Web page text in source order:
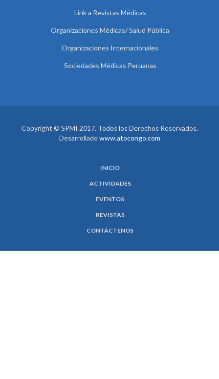
Link a Revistas Médicas
Organizaciones Médicas/ Salud Pública
Organizaciones Internacionales
Sociedades Médicas Peruanas
Copyright © SPMI 2017. Todos los Derechos Reservados.
Desarrollado www.atocongo.com
INICIO
ACTIVIDADES
EVENTOS
REVISTAS
CONTÁCTENOS